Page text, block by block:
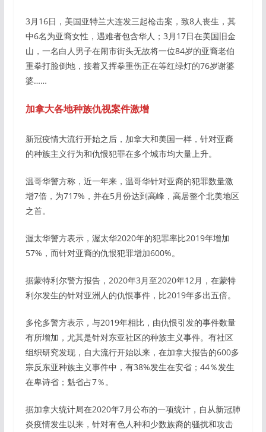
3月16日，美国亚特兰大连发三起枪击案，致8人丧生，其
中6名为亚裔女性，遇难者包含华人；3月17日在美国旧金
山，一名白人男子在闹市街头无故将一位84岁的亚裔老伯
重拳打脸倒地，接着又挥拳重伤正在等红绿灯的76岁谢婆
婆……
加拿大各地种族仇视案件激增
新冠疫情大流行开始之后，加拿大和美国一样，针对亚裔
的种族主义行为和仇恨犯罪在多个城市均大量上升。
温哥华警方称，近一年来，温哥华针对亚裔的犯罪数量激
增7倍，为717%，并在5月份达到高峰，高居整个北美地区
之首。
渥太华警方表示，渥太华2020年的犯罪率比2019年增加
57%，而针对亚裔的仇恨犯罪增加600%。
据蒙特利尔警方报告，2020年3月至2020年12月，在蒙特
利尔发生的针对亚洲人的仇恨事件，比2019年多出五倍。
多伦多警方表示，与2019年相比，由仇恨引发的事件数量
有所增加，尤其是针对东亚社区的种族主义事件。有社区
组织研究发现，自大流行开始以来，在加拿大报告的600多
宗反东亚种族主义事件中，有38%发生在安省；44％发生
在卑诗省；魁省占7％。
据加拿大统计局在2020年7月公布的一项统计，自从新冠肺
炎疫情发生以来，针对有色人种和少数族裔的骚扰和攻击